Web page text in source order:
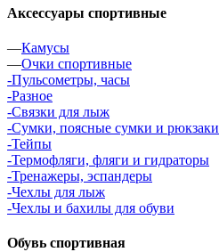
Аксессуары спортивные
—Камусы
—Очки спортивные
-Пульсометры, часы
-Разное
-Связки для лыж
-Сумки, поясные сумки и рюкзаки
-Тейпы
-Термофляги, фляги и гидраторы
-Тренажеры, эспандеры
-Чехлы для лыж
-Чехлы и бахилы для обуви
Обувь спортивная